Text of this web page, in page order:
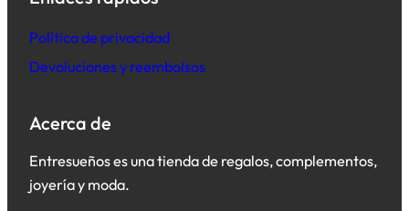
Política de privacidad
Devoluciones y reembolsos
Acerca de
Entresueños es una tienda de regalos, complementos,
joyería y moda.